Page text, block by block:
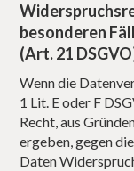
besonderen
(Art. 21
Wenn die
1 Lit. E oder F
Recht, aus
ergeben, gegen
Daten